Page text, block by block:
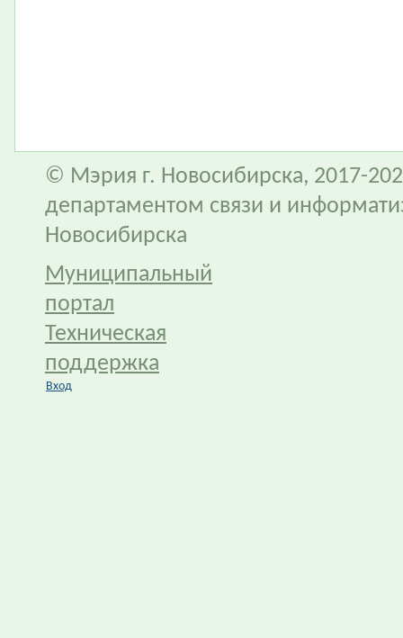
© Мэрия г. Новосибирска, 2017-
департаментом связи и
Новосибирска
Муниципальный
портал
Техническая
поддержка
Вход